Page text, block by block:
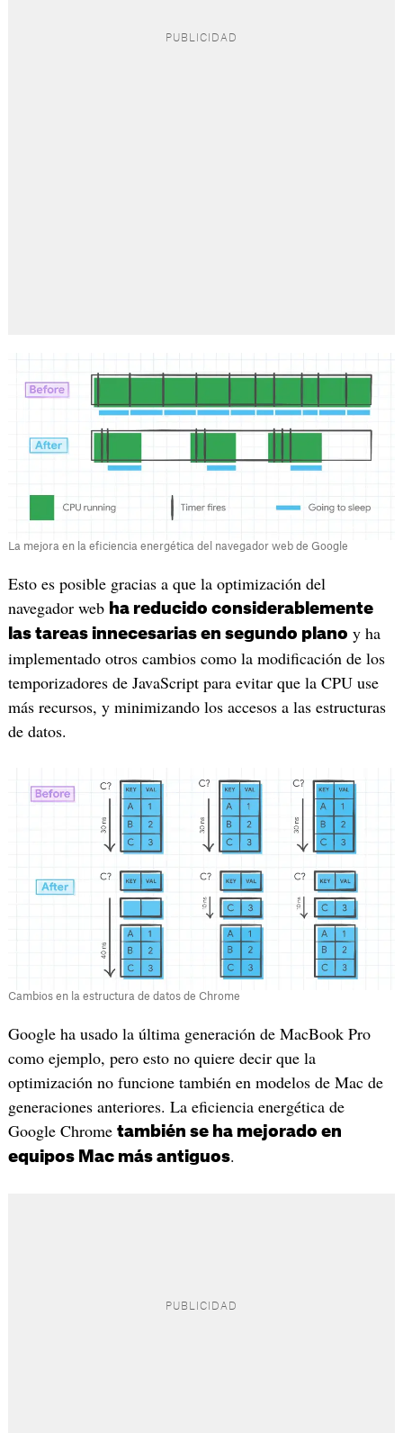
La mejora en la eficiencia energética del navegador web de Google
Esto es posible gracias a que la optimización del
navegador web ha reducido considerablemente
las tareas innecesarias en segundo plano y ha
implementado otros cambios como la modificación de los
temporizadores de JavaScript para evitar que la CPU use
más recursos, y minimizando los accesos a las estructuras
de datos.
Cambios en la estructura de datos de Chrome
Google ha usado la última generación de MacBook Pro
como ejemplo, pero esto no quiere decir que la
optimización no funcione también en modelos de Mac de
generaciones anteriores. La eficiencia energética de
Google Chrome también se ha mejorado en
equipos Mac más antiguos.